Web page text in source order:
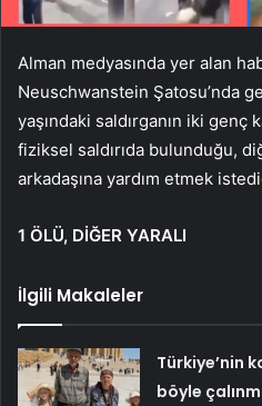
Alman medyasında yer alan
Neuschwanstein Şatosu’nda
yaşındaki saldırganın iki genç
fiziksel saldırıda bulunduğu,
arkadaşına yardım etmek
1 ÖLÜ, DİĞER YARALI
İlgili Makaleler
Türkiye’nin
böyle